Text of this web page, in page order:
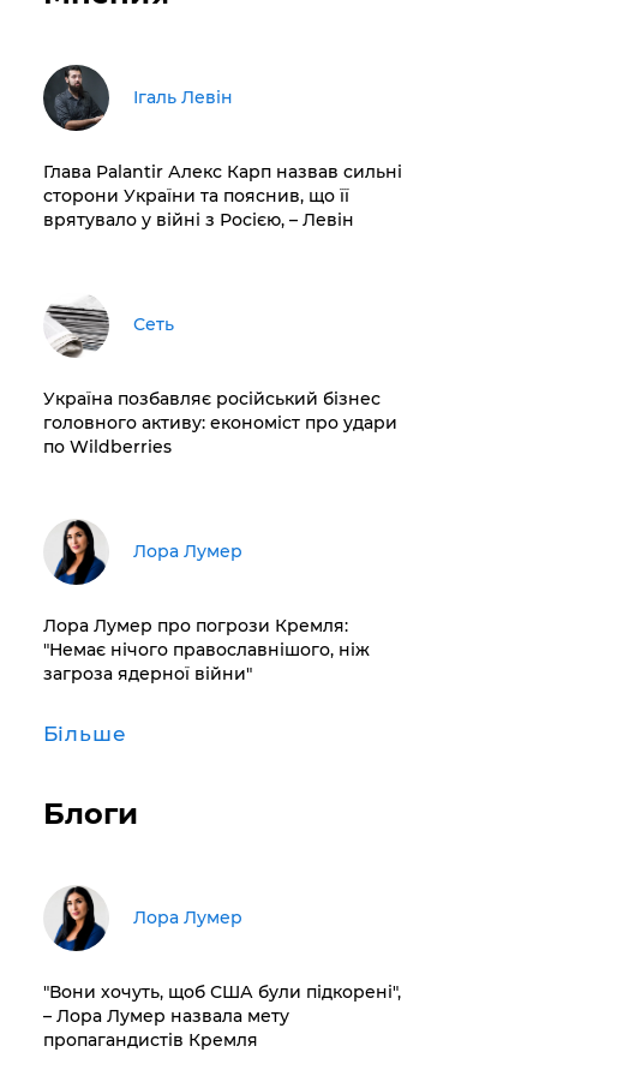
Ігаль Левін
Глава Palantir Алекс Карп назвав сильні
сторони України та пояснив, що її
врятувало у війні з Росією, – Левін
Сеть
​Україна позбавляє російський бізнес
головного активу: економіст про удари
по Wildberries
​Лора Лумер
Лора Лумер про погрози Кремля:
"Немає нічого православнішого, ніж
загроза ядерної війни"
Більше
Блоги
​Лора Лумер
"Вони хочуть, щоб США були підкорені",
– Лора Лумер назвала мету
пропагандистів Кремля